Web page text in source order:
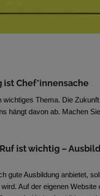
ist Chef*innensache
wichtiges Thema. Die
hängt davon ab. Machen
ist wichtig –
gute Ausbildung anbietet,
Auf der eigenen